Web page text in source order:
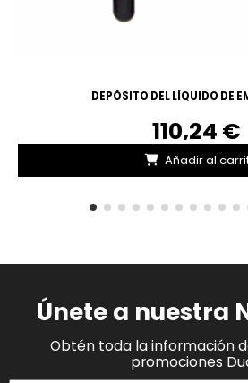
DEPÓSITO DEL LÍQUIDO DE
110,24 €
Añadir al
Únete a nuestra
Obtén toda la información
promociones